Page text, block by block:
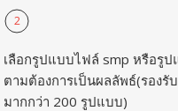
2
เลือกรูปแบบไฟล์ smp หรือรู
ตามต้องการเป็นผลลัพธ์(รอง
มากกว่า 200 รูปแบบ)